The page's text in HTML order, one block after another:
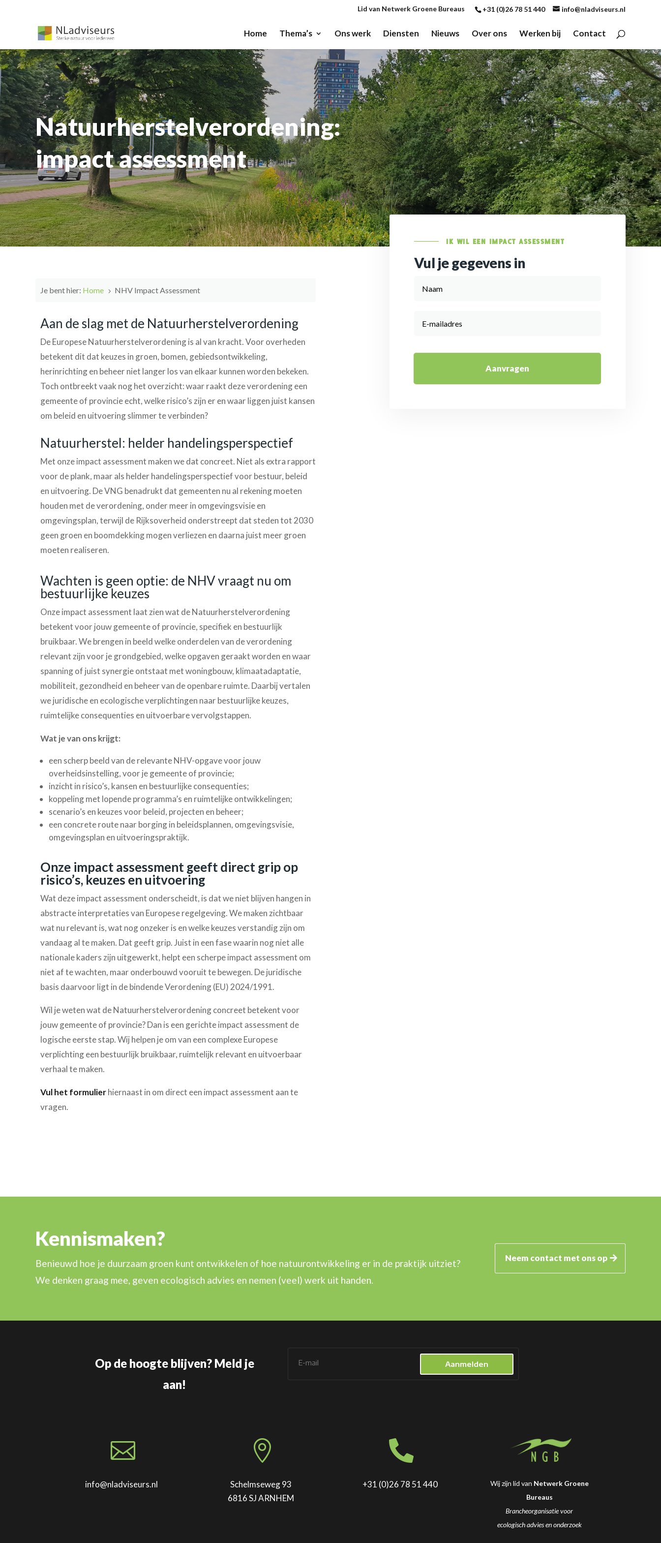
+31 (0)26 78 51 440 info@nladviseurs.nl
Lid van Netwerk Groene Bureaus
Home Thema’s Ons werk Diensten Nieuws Over ons Werken bij Contact
Natuurherstelverordening:
impact assessment
Je bent hier: Home 5 NHV Impact Assessment
Aan de slag met de Natuurherstelverordening
De Europese Natuurherstelverordening is al van kracht. Voor overheden
betekent dit dat keuzes in groen, bomen, gebiedsontwikkeling,
herinrichting en beheer niet langer los van elkaar kunnen worden bekeken.
Toch ontbreekt vaak nog het overzicht: waar raakt deze verordening een
gemeente of provincie echt, welke risico’s zijn er en waar liggen juist kansen
om beleid en uitvoering slimmer te verbinden?
Natuurherstel: helder handelingsperspectief
Met onze impact assessment maken we dat concreet. Niet als extra rapport
voor de plank, maar als helder handelingsperspectief voor bestuur, beleid
en uitvoering. De VNG benadrukt dat gemeenten nu al rekening moeten
houden met de verordening, onder meer in omgevingsvisie en
omgevingsplan, terwijl de Rijksoverheid onderstreept dat steden tot 2030
geen groen en boomdekking mogen verliezen en daarna juist meer groen
moeten realiseren.
Wachten is geen optie: de NHV vraagt nu om
bestuurlijke keuzes
Onze impact assessment laat zien wat de Natuurherstelverordening
betekent voor jouw gemeente of provincie, specifiek en bestuurlijk
bruikbaar. We brengen in beeld welke onderdelen van de verordening
relevant zijn voor je grondgebied, welke opgaven geraakt worden en waar
spanning of juist synergie ontstaat met woningbouw, klimaatadaptatie,
mobiliteit, gezondheid en beheer van de openbare ruimte. Daarbij vertalen
we juridische en ecologische verplichtingen naar bestuurlijke keuzes,
ruimtelijke consequenties en uitvoerbare vervolgstappen.
Wat je van ons krijgt:
een scherp beeld van de relevante NHV-opgave voor jouw
overheidsinstelling, voor je gemeente of provincie;
inzicht in risico’s, kansen en bestuurlijke consequenties;
koppeling met lopende programma’s en ruimtelijke ontwikkelingen;
scenario’s en keuzes voor beleid, projecten en beheer;
een concrete route naar borging in beleidsplannen, omgevingsvisie,
omgevingsplan en uitvoeringspraktijk.
Onze impact assessment geeft direct grip op
risico’s, keuzes en uitvoering
Wat deze impact assessment onderscheidt, is dat we niet blijven hangen in
abstracte interpretaties van Europese regelgeving. We maken zichtbaar
wat nu relevant is, wat nog onzeker is en welke keuzes verstandig zijn om
vandaag al te maken. Dat geeft grip. Juist in een fase waarin nog niet alle
nationale kaders zijn uitgewerkt, helpt een scherpe impact assessment om
niet af te wachten, maar onderbouwd vooruit te bewegen. De juridische
basis daarvoor ligt in de bindende Verordening (EU) 2024/1991.
Wil je weten wat de Natuurherstelverordening concreet betekent voor
jouw gemeente of provincie? Dan is een gerichte impact assessment de
logische eerste stap. Wij helpen je om van een complexe Europese
verplichting een bestuurlijk bruikbaar, ruimtelijk relevant en uitvoerbaar
verhaal te maken.
Vul het formulierhiernaast in om direct een impact assessment aan te
vragen.
IK WIL EEN IMPACT ASSESSMENT
Vul je gegevens in
Aanvragen
Kennismaken?
Benieuwd hoe je duurzaam groen kunt ontwikkelen of hoe natuurontwikkeling er in de praktijk uitziet?
We denken graag mee, geven ecologisch advies en nemen (veel) werk uit handen.
Neem contact met ons op
Op de hoogte blijven? Meld je
aan!
Aanmelden

info@nladviseurs.nl

Schelmseweg 93
6816 SJ ARNHEM

+31 (0)26 78 51 440 Wij zijn lid van Netwerk Groene
Bureaus
Brancheorganisatie voor
ecologisch advies en onderzoek